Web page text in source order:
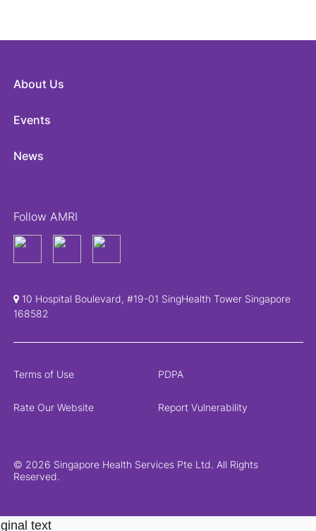
About Us
Events
News
Follow AMRI
10 Hospital Boulevard, #19-01 SingHealth Tower Singapore
168582
© 2026 Singapore Health Services Pte Ltd. All Rights
Reserved.
Terms of Use PDPA
Rate Our Website Report Vulnerability
text